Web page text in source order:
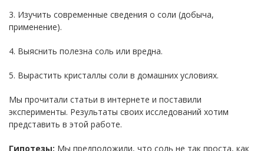
3. Изучить современные сведения о соли (добыча,
применение).
4. Выяснить полезна соль или вредна.
5. Вырастить кристаллы соли в домашних условиях.
Мы прочитали статьи в интернете и поставили
эксперименты. Результаты своих исследований хотим
представить в этой работе.
Гипотезы: Мы предположили, что соль не так проста, как